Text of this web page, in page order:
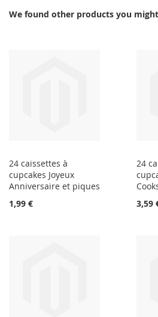
We found other products you
24 caissettes à
cupcakes Joyeux
Anniversaire et piques
1,99 €
24
3,59